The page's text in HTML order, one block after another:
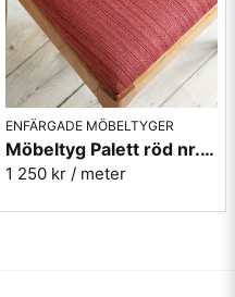
ENFÄRGADE MÖBELTYGER
Möbeltyg Palett röd nr.30 - Carl Malmstens-kvalitet
1 250 kr / meter